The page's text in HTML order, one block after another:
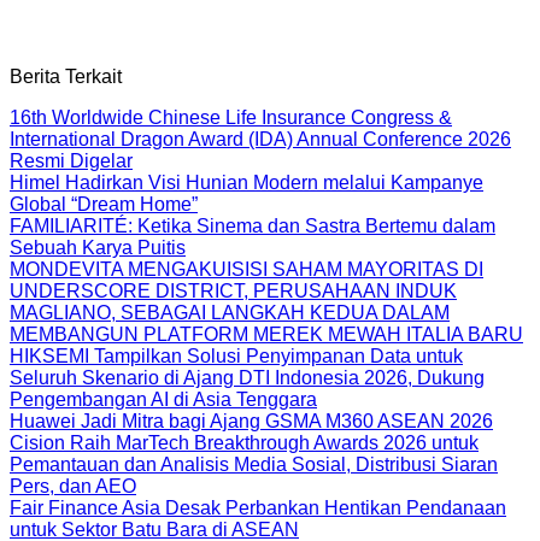
Berita Terkait
16th Worldwide Chinese Life Insurance Congress &
International Dragon Award (IDA) Annual Conference 2026
Resmi Digelar
Himel Hadirkan Visi Hunian Modern melalui Kampanye
Global “Dream Home”
FAMILIARITÉ: Ketika Sinema dan Sastra Bertemu dalam
Sebuah Karya Puitis
MONDEVITA MENGAKUISISI SAHAM MAYORITAS DI
UNDERSCORE DISTRICT, PERUSAHAAN INDUK
MAGLIANO, SEBAGAI LANGKAH KEDUA DALAM
MEMBANGUN PLATFORM MEREK MEWAH ITALIA BARU
HIKSEMI Tampilkan Solusi Penyimpanan Data untuk
Seluruh Skenario di Ajang DTI Indonesia 2026, Dukung
Pengembangan AI di Asia Tenggara
Huawei Jadi Mitra bagi Ajang GSMA M360 ASEAN 2026
Cision Raih MarTech Breakthrough Awards 2026 untuk
Pemantauan dan Analisis Media Sosial, Distribusi Siaran
Pers, dan AEO
Fair Finance Asia Desak Perbankan Hentikan Pendanaan
untuk Sektor Batu Bara di ASEAN